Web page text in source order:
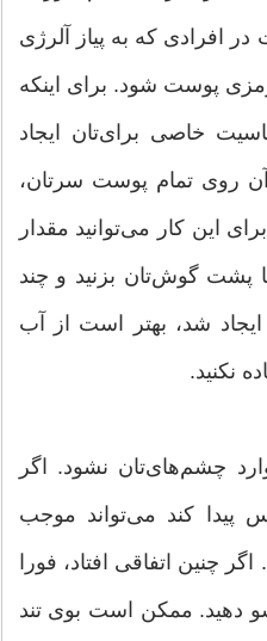
افرادی که به پیاز آلرژی
پوست شود. برای اینکه
خاصی برای‌تان ایجاد
آن روی تمام پوست سرتان،
این کار می‌توانید مقدار
پشت گوش‌تان بزنید و چند
ایجاد شد، بهتر است از آب
نکنید.
چشم‌های‌‌تان نشود. اگر
پیدا کند می‌تواند موجب
اتفاقی افتاد، فورا
دهید. ممکن است بوی تند